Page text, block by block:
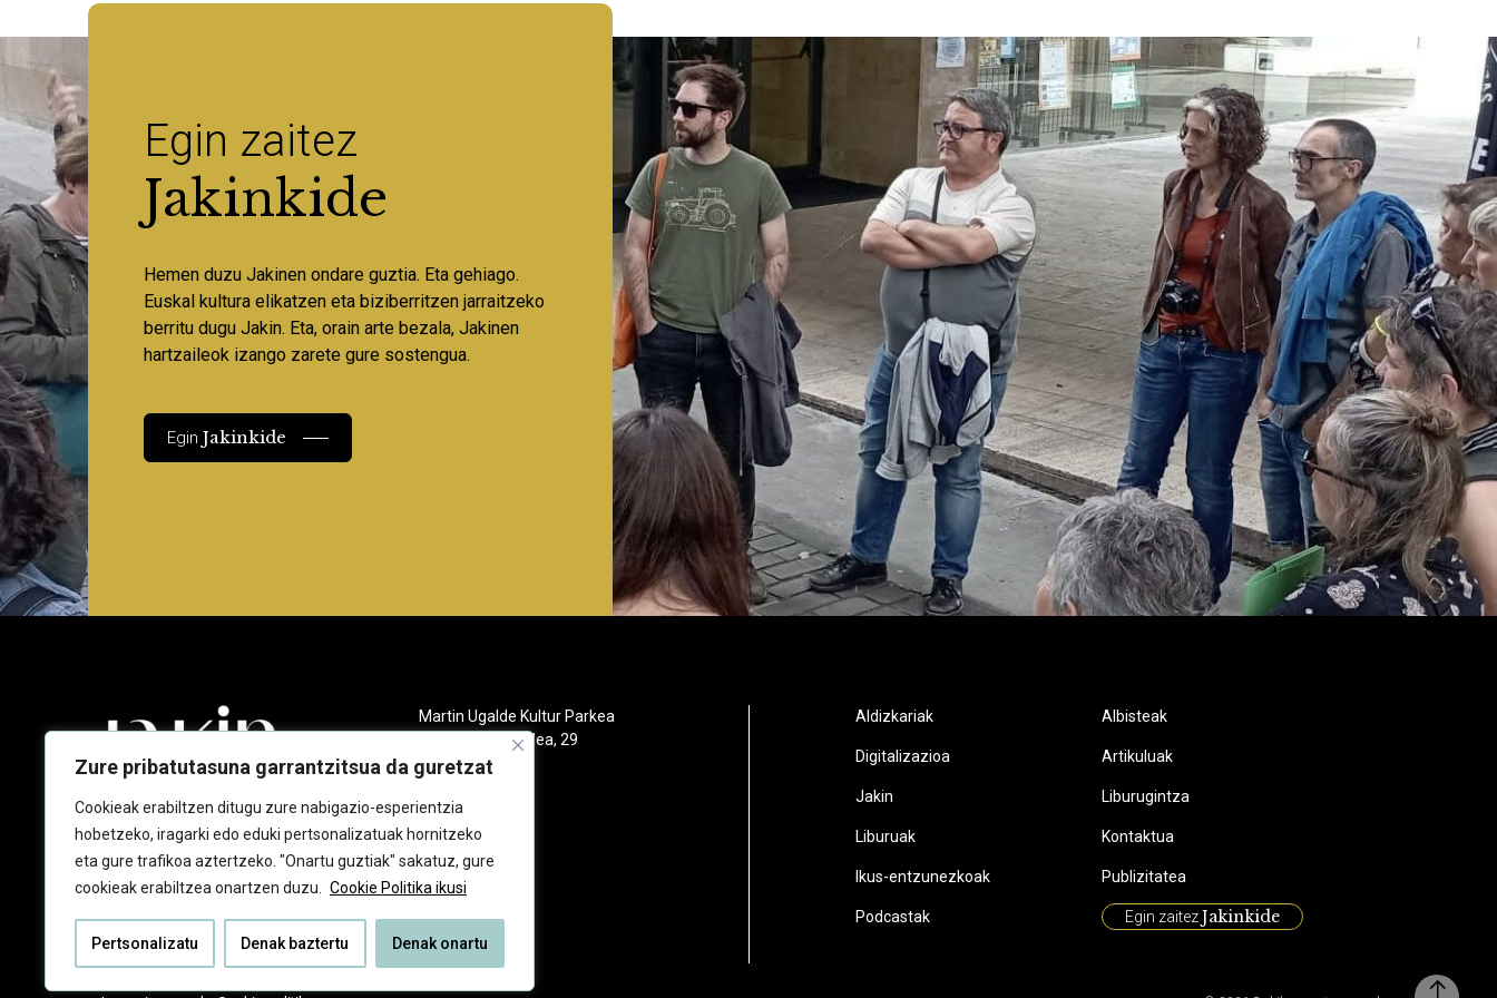
Zure pribatutasuna garrantzitsua da guretzat
Cookieak erabiltzen ditugu zure nabigazio-esperientzia
hobetzeko, iragarki edo eduki pertsonalizatuak hornitzeko
eta gure trafikoa aztertzeko. "Onartu guztiak" sakatuz, gure
cookieak erabiltzea onartzen duzu.
Cookie Politika ikusi
Pertsonalizatu Denak baztertu Denak onartu
Egin zaitez
Jakinkide
Hemen duzu Jakinen ondare guztia. Eta gehiago.
Euskal kultura elikatzen eta biziberritzen jarraitzeko
berritu dugu Jakin. Eta, orain arte bezala, Jakinen
hartzaileok izango zarete gure sostengua.
EginJakinkide
Martin Ugalde Kultur Parkea
Gudarien etorbidea, 29
20140 Andoain
943 218 092
jakin@jakin.eus
Aldizkariak
Digitalizazioa
Jakin
Liburuak
Ikus-entzunezkoak
Podcastak
Albisteak
Artikuluak
Liburugintza
Kontaktua
Publizitatea
Egin zaitezJakinkide